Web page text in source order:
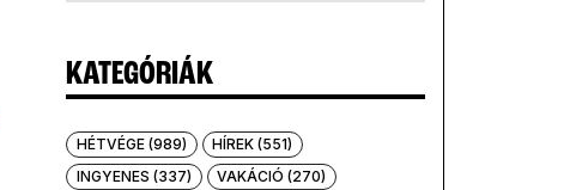
KATEGÓRIÁK
HÉTVÉGE (989)
HÍREK (551)
INGYENES (337)
VAKÁCIÓ (270)